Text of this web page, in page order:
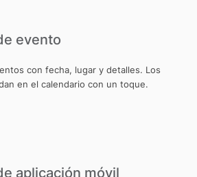
evento
con fecha, lugar y detalles. Los
en el calendario con un toque.
aplicación móvil